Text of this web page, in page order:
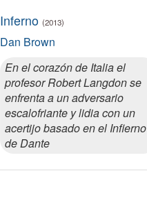
Inferno (2013)
Dan Brown
En el corazón de Italia el
profesor Robert Langdon se
enfrenta a un adversario
escalofriante y lidia con un
acertijo basado en el Infierno
de Dante